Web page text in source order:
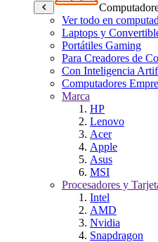
Ver todo en
Laptops y
Portátiles Gaming
Para Creadores de
Con Inteligencia
Computadores
Marca
HP
Lenovo
Acer
Apple
Asus
MSI
Procesadores y
Intel
AMD
Nvidia
Snapdragon